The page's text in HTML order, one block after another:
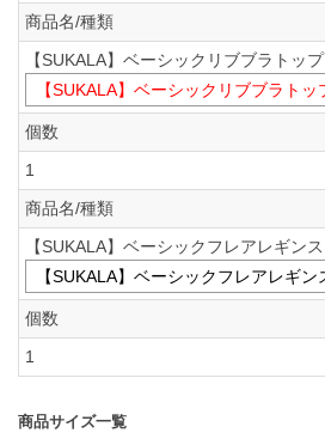
商品名/種類
【SUKALA】ベーシックリブブラトップ
個数
1
商品名/種類
【SUKALA】ベーシックフレアレギンス
個数
1
商品サイズ一覧